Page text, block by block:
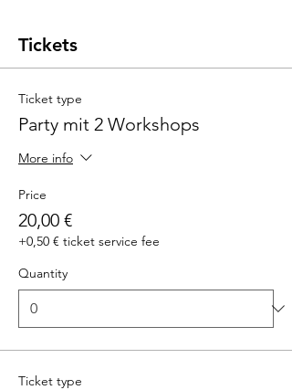
Tickets
Ticket type
Party mit 2 Workshops
More info
Price
20,00 €
+0,50 € ticket service fee
Quantity
Ticket type